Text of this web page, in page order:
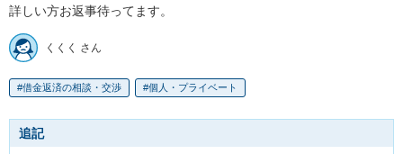
詳しい方お返事待ってます。
くくく さん
借金返済の相談・交渉 個人・プライベート
追記